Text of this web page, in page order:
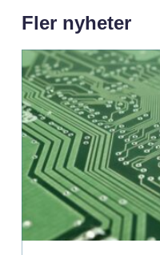
Fler nyheter